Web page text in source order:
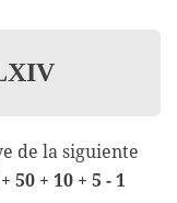
de la siguiente
50 + 10 + 5 - 1